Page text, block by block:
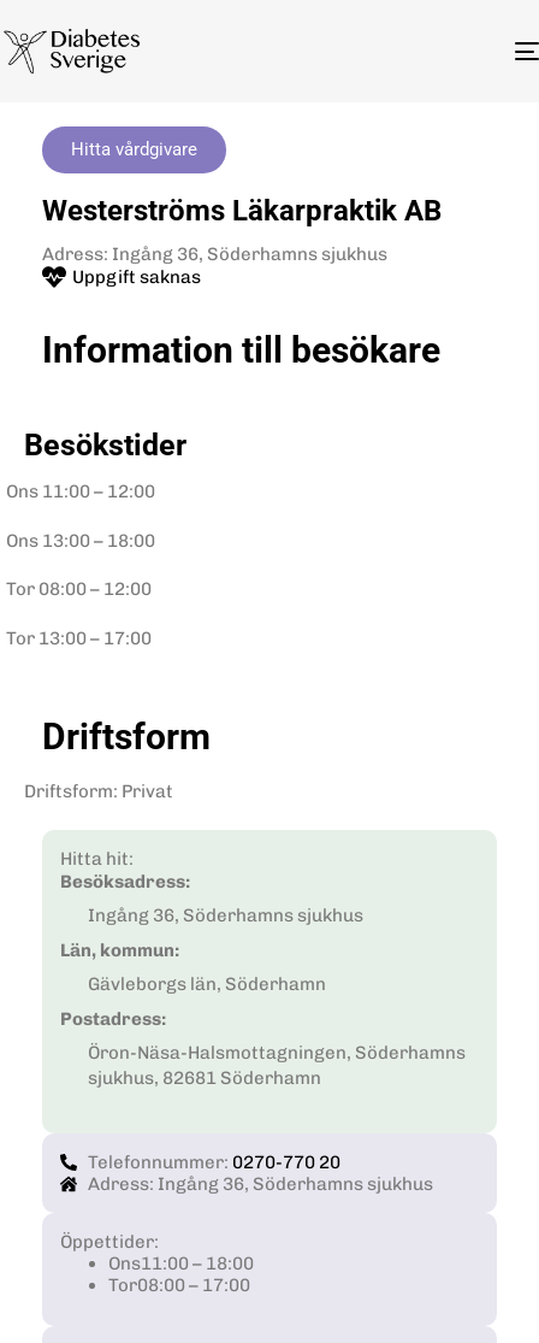
Hitta vårdgivare
Westerströms Läkarpraktik AB
Adress: Ingång 36, Söderhamns sjukhus
Uppgift saknas
Information till besökare
Besökstider
Ons 11:00 – 12:00
Ons 13:00 – 18:00
Tor 08:00 – 12:00
Tor 13:00 – 17:00
Driftsform
Driftsform: Privat
Hitta hit:
Besöksadress:
Ingång 36, Söderhamns sjukhus
Län, kommun:
Gävleborgs län, Söderhamn
Postadress:
Öron-Näsa-Halsmottagningen, Söderhamns
sjukhus, 82681 Söderhamn
Telefonnummer: 0270-770 20
Adress: Ingång 36, Söderhamns sjukhus
Öppettider:
Ons11:00 – 18:00
Tor08:00 – 17:00